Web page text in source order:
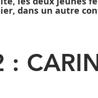
dans un autre
: